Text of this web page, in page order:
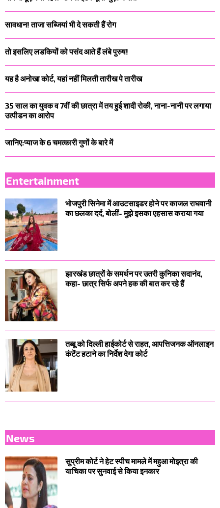
सावधान! ताजा सब्जियां भी दे सकती हैं रोग
तो इसलिए लडकियों को पसंद आते हैं लंबे पुरुष!
यह है अनोखा कोर्ट, यहां नहीं मिलती तारीख पे तारीख
35 साल का युवक व 7वीं की छात्रा में तय हुई शादी रोकी, नाना-नानी पर लगाया
उत्पीडन का आरोप
जानिए:प्याज के 6 चमत्कारी गुणों के बारे में
Entertainment
भोजपुरी सिनेमा में आउटसाइडर होने पर काजल राघवानी
का छलका दर्द, बोलीं- मुझे इसका एहसास कराया गया
झारखंड छात्रों के समर्थन पर उतरी कुनिका सदानंद,
कहा- छात्र सिर्फ अपने हक की बात कर रहे हैं
तब्बू को दिल्ली हाईकोर्ट से राहत, आपत्तिजनक ऑनलाइन
कंटेंट हटाने का निर्देश देगा कोर्ट
News
सुप्रीम कोर्ट ने हेट स्पीच मामले में महुआ मोइत्रा की
याचिका पर सुनवाई से किया इनकार